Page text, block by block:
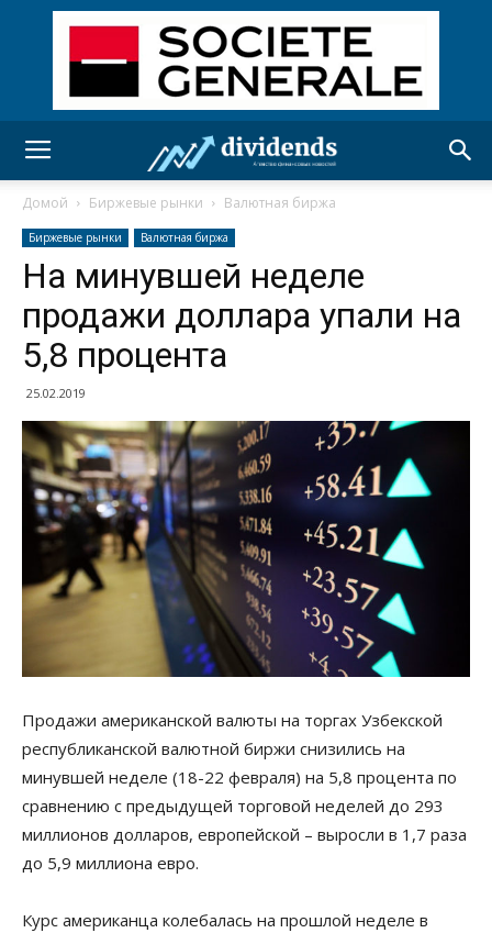
Домой Биржевые рынки Валютная биржа
Биржевые рынки Валютная биржа
На минувшей неделе
продажи доллара упали на
5,8 процента
25.02.2019
Продажи американской валюты на торгах Узбекской
республиканской валютной биржи снизились на
минувшей неделе (18-22 февраля) на 5,8 процента по
сравнению с предыдущей торговой неделей до 293
миллионов долларов, европейской – выросли в 1,7 раза
до 5,9 миллиона евро.
Курс американца колебалась на прошлой неделе в